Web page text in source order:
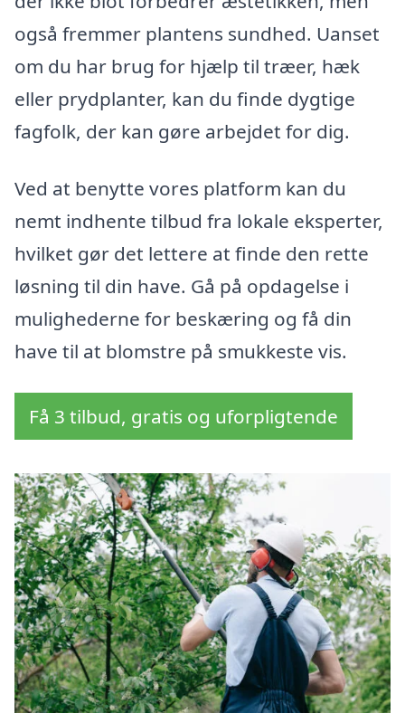
også fremmer plantens sundhed. Uanset
om du har brug for hjælp til træer, hæk
eller prydplanter, kan du finde dygtige
fagfolk, der kan gøre arbejdet for dig.
Ved at benytte vores platform kan du
nemt indhente tilbud fra lokale eksperter,
hvilket gør det lettere at finde den rette
løsning til din have. Gå på opdagelse i
mulighederne for beskæring og få din
have til at blomstre på smukkeste vis.
Få 3 tilbud, gratis og uforpligtende